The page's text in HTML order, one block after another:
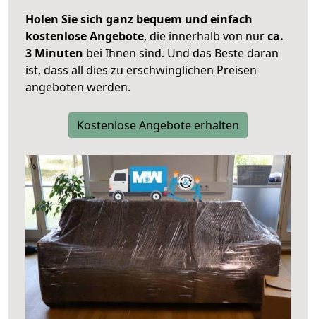
Holen Sie sich ganz bequem und einfach
kostenlose Angebote, die innerhalb von nurca.
3 Minuten bei Ihnen sind. Und das Beste daran
ist, dass all dies zu erschwinglichen Preisen
angeboten werden.
Kostenlose Angebote erhalten